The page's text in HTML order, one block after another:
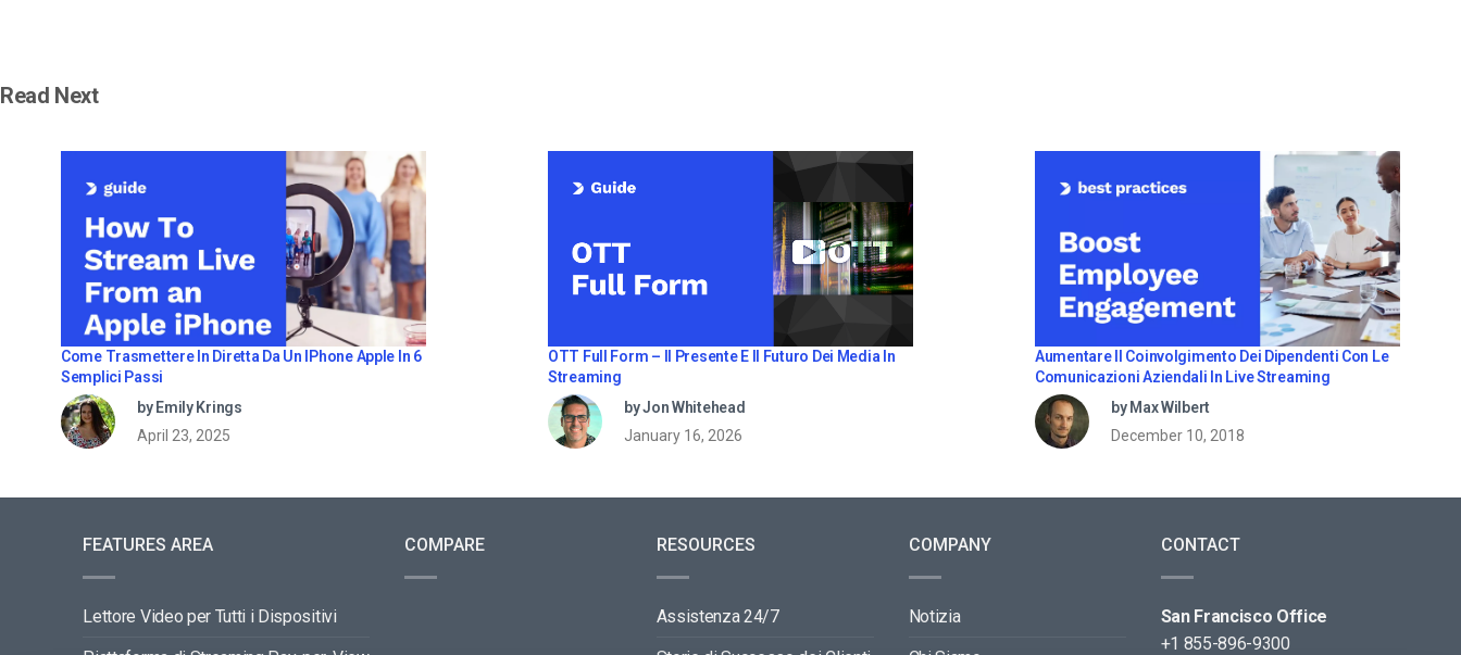
Read Next
Come Trasmettere In Diretta Da Un IPhone Apple In 6
Semplici Passi
by Emily Krings
April 23, 2025
OTT Full Form – Il Presente E Il Futuro Dei Media In
Streaming
by Jon Whitehead
January 16, 2026
Aumentare Il Coinvolgimento Dei Dipendenti Con Le
Comunicazioni Aziendali In Live Streaming
by Max Wilbert
December 10, 2018
FEATURES AREA
Lettore Video per Tutti i Dispositivi
COMPARE RESOURCES
Assistenza 24/7
COMPANY
Notizia
CONTACT
San Francisco Office
+1 855-896-9300